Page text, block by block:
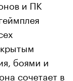
и ПК
боями и
сочетает в